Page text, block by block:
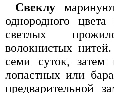
Свеклу
однородного
светлых
волокнистых
семи суток,
лопастных или
предварительной